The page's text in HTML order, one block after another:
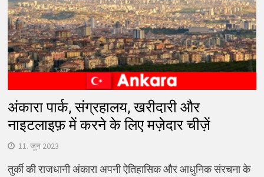
अंकारा पार्क, संग्रहालय, खरीदारी और
नाइटलाइफ़ में करने के लिए मज़ेदार चीज़ें
11. जून 2023
तुर्की की राजधानी अंकारा अपनी ऐतिहासिक और आधुनिक संरचना के